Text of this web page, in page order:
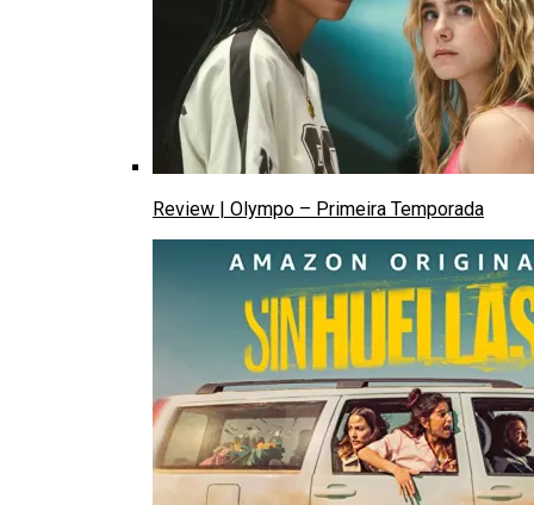
Review | Olympo – Primeira Temporada